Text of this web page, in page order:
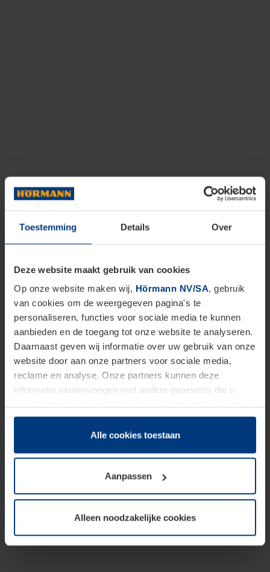
Toestemming Details Over
Deze website maakt gebruik van cookies
Op onze website maken wij, Hörmann NV/SA, gebruik
van cookies om de weergegeven pagina's te
personaliseren, functies voor sociale media te kunnen
aanbieden en de toegang tot onze website te analyseren.
Daarnaast geven wij informatie over uw gebruik van onze
website door aan onze partners voor sociale media,
reclame en analyse. Onze partners kunnen deze
informatie samenvoegen met andere gegevens die u
hun diensten hebben verzameld.
Juridisch hebben wij het recht om cookies op uw
van deze pagina's absoluut vereist is. Voor alle andere
soorten cookies is uw toestemming benodigd. Uw
toestemming kunt u op elk moment bij de uitleg van de
wijzigen of herroepen.
Alle cookies toestaan
Aanpassen
Alleen noodzakelijke cookies